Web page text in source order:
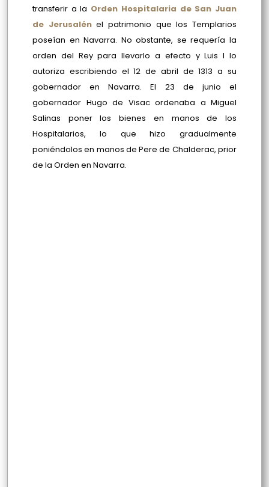
transferir a la Orden Hospitalaria de San Juan
de Jerusalénel patrimonio que los Templarios
poseían en Navarra. No obstante, se requería la
orden del Rey para llevarlo a efecto y Luis I lo
autoriza escribiendo el 12 de abril de 1313 a su
gobernador en Navarra. El 23 de junio el
gobernador Hugo de Visac ordenaba a Miguel
Salinas poner los bienes en manos de los
Hospitalarios, lo que hizo gradualmente
poniéndolos en manos de Pere de Chalderac, prior
de la Orden en Navarra.